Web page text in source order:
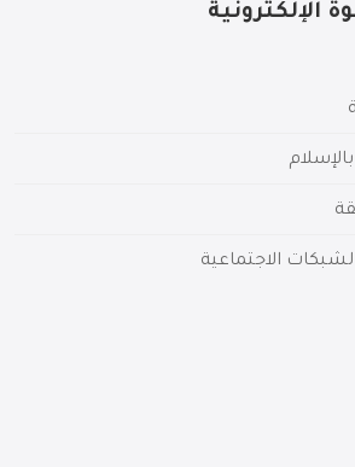
الإلكترونية
الاجتماعية